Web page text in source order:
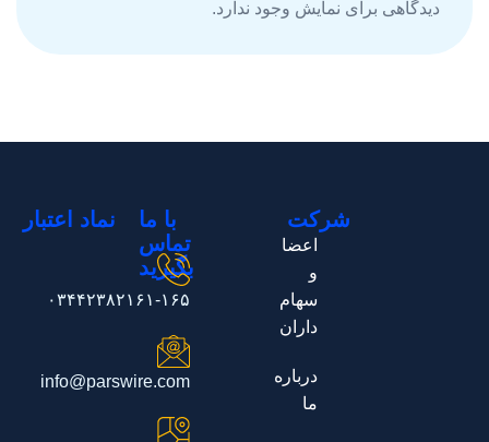
دیدگاهی برای نمایش وجود ندارد.
شرکت
اعضا
و
سهام
داران
درباره
ما
با ما
تماس
بگیرید
۰۳۴۴۲۳۸۲۱۶۱-۱۶۵
info@parswire.com
نماد اعتبار